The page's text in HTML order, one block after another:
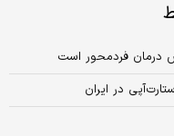
درمان فردمحور است
در ایران